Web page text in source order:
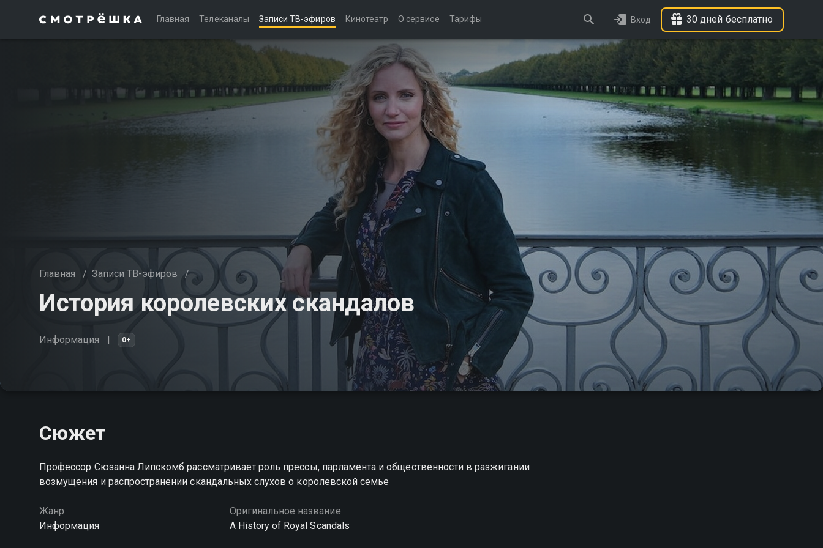
Главная Телеканалы Записи ТВ-эфиров Кинотеатр О сервисе Тарифы Вход 30 дней бесплатно
Главная / Записи ТВ-эфиров /
История королевских скандалов
Информация 0+
Сюжет
Профессор Сюзанна Липскомб рассматривает роль прессы, парламента и общественности в разжигании
возмущения и распространении скандальных слухов о королевской семье
Жанр
Информация
Оригинальное название
A History of Royal Scandals